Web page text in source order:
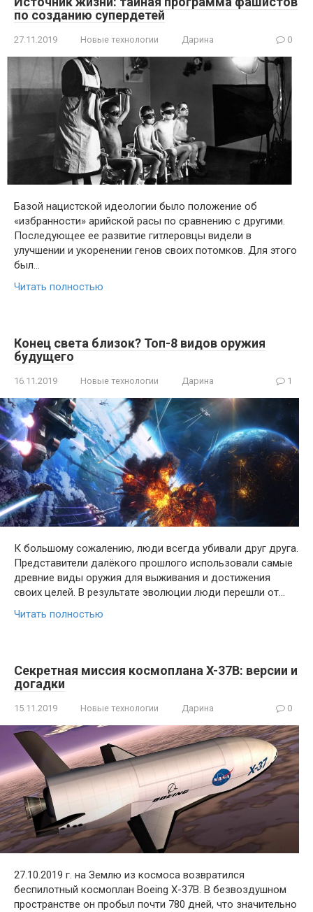
по созданию супердетей
27.11.2019 Новые технологии Дарина 0
Базой нацистской идеологии было положение об
«избранности» арийской расы по сравнению с другими.
Последующее ее развитие гитлеровцы видели в
улучшении и укоренении генов своих потомков. Для этого
был…
Читать полностью
Конец света близок? Топ-8 видов оружия
будущего
16.11.2019 Новые технологии Дарина 1
К большому сожалению, люди всегда убивали друг друга.
Представители далёкого прошлого использовали самые
древние виды оружия для выживания и достижения
своих целей. В результате эволюции люди перешли от…
Читать полностью
Секретная миссия космоплана X-37B: версии и
догадки
15.11.2019 Новые технологии Дарина 0
27.10.2019 г. на Землю из космоса возвратился
беспилотный космоплан Boeing X-37B. В безвоздушном
пространстве он пробыл почти 780 дней, что значительно